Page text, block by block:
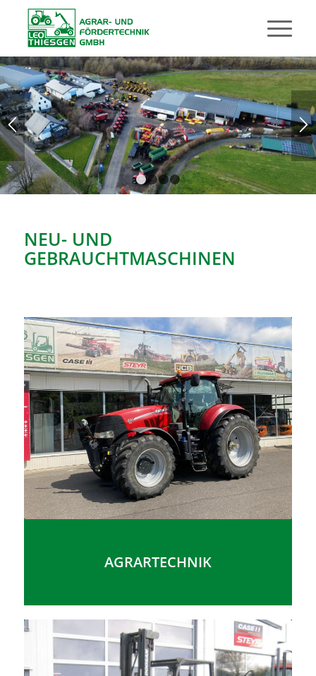
1 2 3 4
NEU- UND
GEBRAUCHTMASCHINEN
AGRARTECHNIK